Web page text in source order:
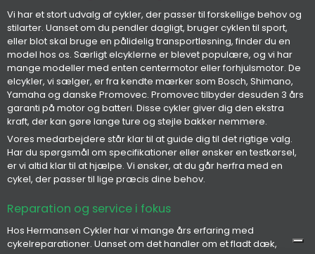
Vi har et stort udvalg af cykler, der passer til forskellige behov og
stilarter. Uanset om du pendler dagligt, bruger cyklen til sport,
eller blot skal bruge en pålidelig transportløsning, finder du en
model hos os. Særligt elcyklerne er blevet populære, og vi har
mange modeller med enten centermotor eller forhjulsmotor. De
elcykler, vi sælger, er fra kendte mærker som Bosch, Shimano,
Yamaha og danske Promovec. Promovec tilbyder desuden 3 års
garanti på motor og batteri. Disse cykler giver dig den ekstra
kraft, der kan gøre lange ture og stejle bakker nemmere.
Vores medarbejdere står klar til at guide dig til det rigtige valg.
Har du spørgsmål om specifikationer eller ønsker en testkørsel,
er vi altid klar til at hjælpe. Vi ønsker, at du går herfra med en
cykel, der passer til lige præcis dine behov.
Reparation og service i fokus
Hos Hermansen Cykler har vi mange års erfaring med
cykelreparationer. Uanset om det handler om et fladt dæk,